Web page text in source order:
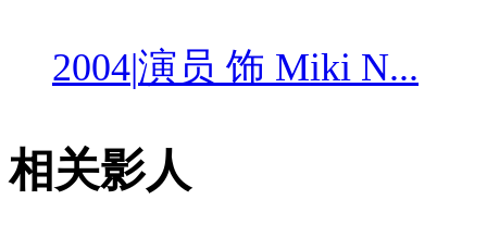
2004|演员 饰 Miki N...
相关影人